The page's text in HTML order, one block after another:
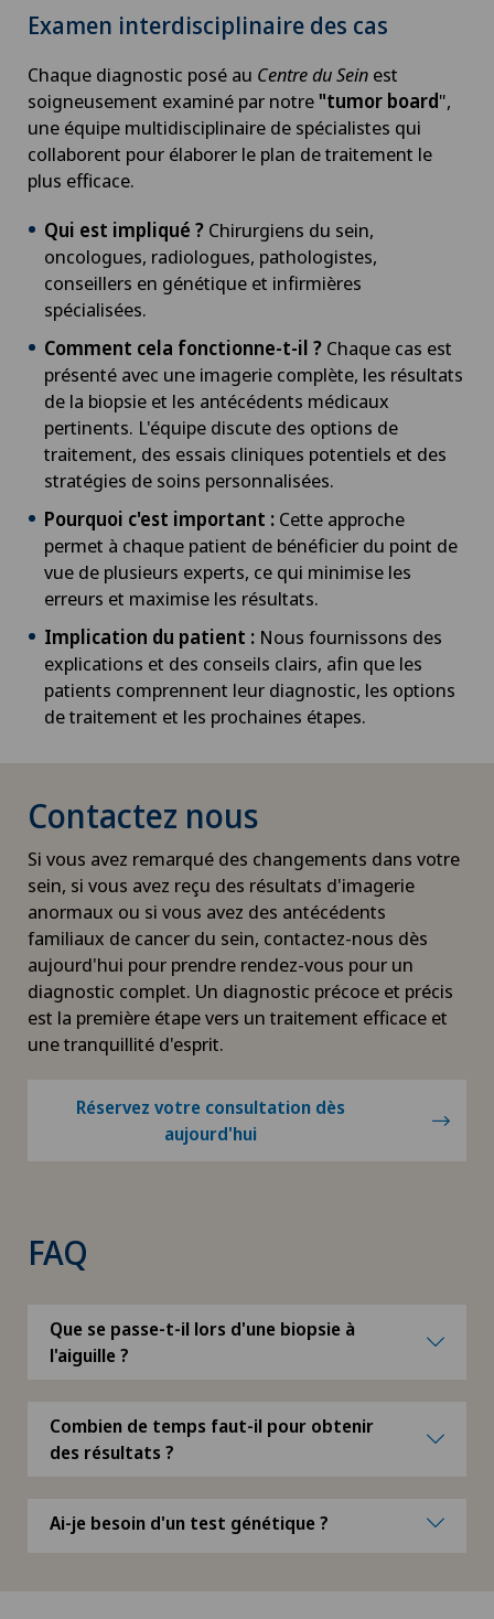
Examen interdisciplinaire des cas
Chaque diagnostic posé au Centre du Sein est
soigneusement examiné par notre"tumor board",
une équipe multidisciplinaire de spécialistes qui
collaborent pour élaborer le plan de traitement le
plus efficace.
Qui est impliqué ? Chirurgiens du sein,
oncologues, radiologues, pathologistes,
conseillers en génétique et infirmières
spécialisées.
Comment cela fonctionne-t-il ? Chaque cas est
présenté avec une imagerie complète, les résultats
de la biopsie et les antécédents médicaux
pertinents. L'équipe discute des options de
traitement, des essais cliniques potentiels et des
stratégies de soins personnalisées.
Pourquoi c'est important : Cette approche
permet à chaque patient de bénéficier du point de
vue de plusieurs experts, ce qui minimise les
erreurs et maximise les résultats.
Implication du patient : Nous fournissons des
explications et des conseils clairs, afin que les
patients comprennent leur diagnostic, les options
de traitement et les prochaines étapes.
Contactez nous
Si vous avez remarqué des changements dans votre
sein, si vous avez reçu des résultats d'imagerie
anormaux ou si vous avez des antécédents
familiaux de cancer du sein, contactez-nous dès
aujourd'hui pour prendre rendez-vous pour un
diagnostic complet. Un diagnostic précoce et précis
est la première étape vers un traitement efficace et
une tranquillité d'esprit.
Réservez votre consultation dès
aujourd'hui
FAQ
Que se passe-t-il lors d'une biopsie à
l'aiguille ?
Combien de temps faut-il pour obtenir
des résultats ?
Ai-je besoin d'un test génétique ?